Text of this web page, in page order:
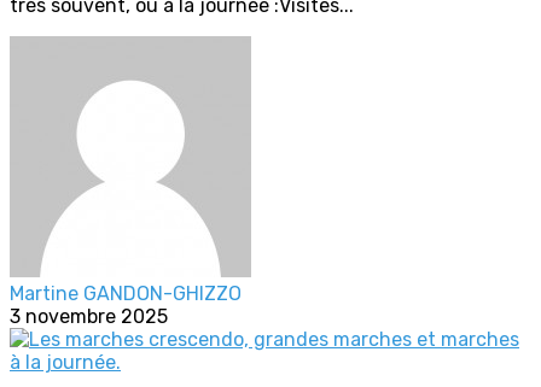
très souvent, ou à la journée :Visites...
Martine GANDON-GHIZZO
3 novembre 2025